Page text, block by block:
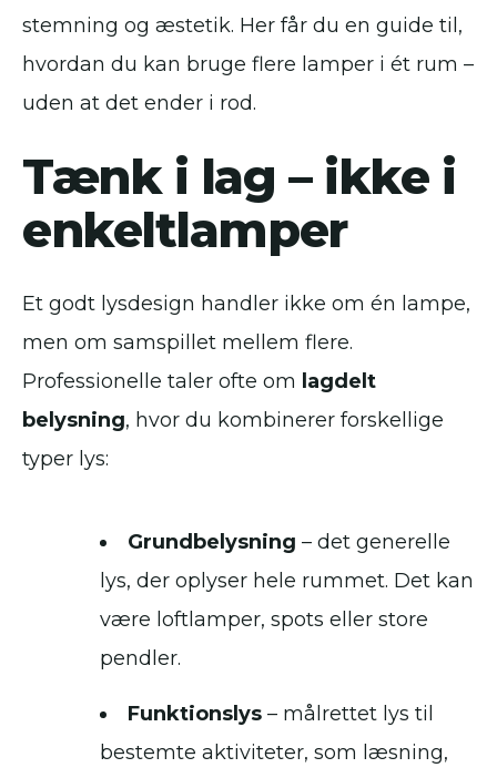
stemning og æstetik. Her får du en guide til,
hvordan du kan bruge flere lamper i ét rum –
uden at det ender i rod.
Tænk i lag – ikke i
enkeltlamper
Et godt lysdesign handler ikke om én lampe,
men om samspillet mellem flere.
Professionelle taler ofte om lagdelt
belysning, hvor du kombinerer forskellige
typer lys:
Grundbelysning – det generelle
lys, der oplyser hele rummet. Det kan
være loftlamper, spots eller store
pendler.
Funktionslys – målrettet lys til
bestemte aktiviteter, som læsning,